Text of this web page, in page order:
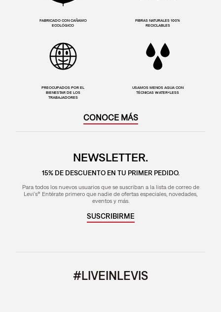
FABRICADO CON CAÑAMO
ECOLÓGICO
FIBRAS NATURALES 100%
RECICLABLES
PREOCUPADOS POR EL
BIENESTAR DE LOS
TRABAJADORES
USAMOS MENOS AGUA CON
TÉCNICAS WATER<LESS
CONOCE MÁS
NEWSLETTER.
15% DE DESCUENTO EN TU PRIMER PEDIDO.
Para todos los nuevos usuarios que se suscriban a la lista de correo de
Levi's® Entérate primero que nadie de ofertas especiales, novedades,
eventos y más.
SUSCRIBIRME
#LIVEINLEVIS